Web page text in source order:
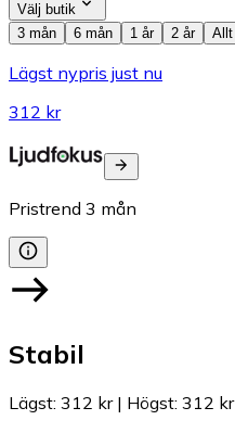
Välj butik
3 mån
6 mån 1 år 2 år Allt
Lägst nypris just nu
312 kr
Pristrend 3 mån
Stabil
Lägst: 312 kr| Högst: 312 kr